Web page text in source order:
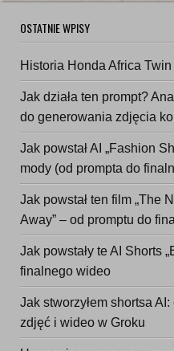
OSTATNIE WPISY
Historia Honda Africa
Jak działa ten prompt?
do generowania zdjęcia
Jak powstał AI „Fashion
mody (od prompta do
Jak powstał ten film „The
Away” – od promptu do
Jak powstały te AI Shorts
finalnego wideo
Jak stworzyłem shortsa
zdjęć i wideo w Groku